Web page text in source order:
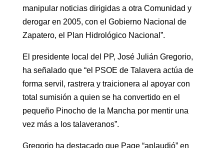
manipular noticias dirigidas a otra Comunidad y
derogar en 2005, con el Gobierno Nacional de
Zapatero, el Plan Hidrológico Nacional”.
El presidente local del PP, José Julián Gregorio,
ha señalado que “el PSOE de Talavera actúa de
forma servil, rastrera y traicionera al apoyar con
total sumisión a quien se ha convertido en el
pequeño Pinocho de la Mancha por mentir una
vez más a los talaveranos”.
Gregorio ha destacado que Page “aplaudió” en